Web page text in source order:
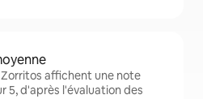
affichent une note
5, d'après l'évaluation des